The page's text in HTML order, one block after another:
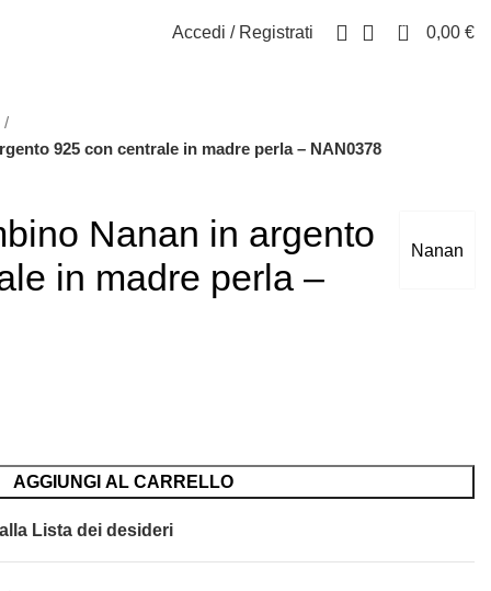
Accedi / Registrati 0 0,00 €
925 con centrale in madre perla – NAN0378
Nanan
Nanan in argento
in madre perla –
AGGIUNGI AL CARRELLO
Lista dei desideri